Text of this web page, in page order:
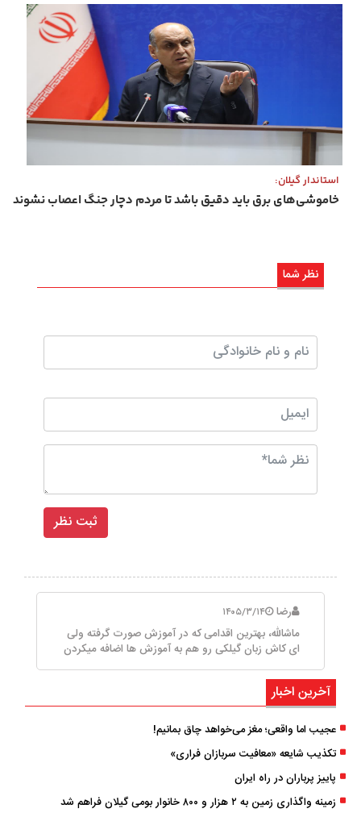
استاندار گیلان:
خاموشی‌های برق باید دقیق باشد تا مردم دچار جنگ اعصاب نشوند
نظر شما
رضا ۱۴۰۵/۳/۱۴
ماشالله، بهترین اقدامی که در آموزش صورت گرفته ولی
ای کاش زبان گیلکی رو هم به آموزش ها اضافه میکردن
آخرین اخبار
عجیب اما واقعی؛ مغز می‌خواهد چاق بمانیم!
تکذیب شایعه «معافیت سربازان فراری»
پاییز پرباران در راه ایران
زمینه واگذاری زمین به ۲ هزار و ۸۰۰ خانوار بومی گیلان فراهم شد